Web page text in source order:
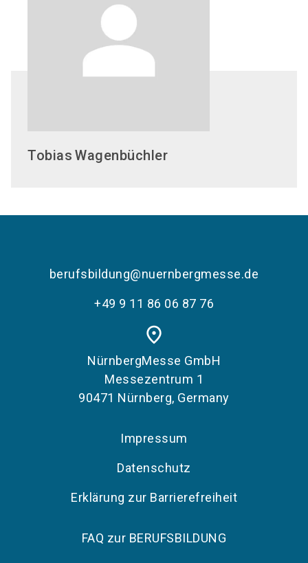
Tobias Wagenbüchler
berufsbildung@nuernbergmesse.de
+49 9 11 86 06 87 76
place
NürnbergMesse GmbH
Messezentrum 1
90471 Nürnberg, Germany
Impressum
Datenschutz
Erklärung zur Barrierefreiheit
FAQ zur BERUFSBILDUNG